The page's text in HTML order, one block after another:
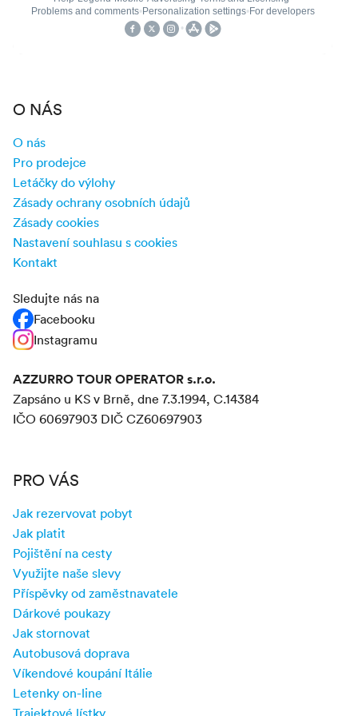
O NÁS
O nás
Pro prodejce
Letáčky do výlohy
Zásady ochrany osobních údajů
Zásady cookies
Nastavení souhlasu s cookies
Kontakt
Sledujte nás na
Facebooku
Instagramu
AZZURRO TOUR OPERATOR s.r.o.
Zapsáno u KS v Brně, dne 7.3.1994, C.14384
IČO 60697903 DIČ CZ60697903
PRO VÁS
Jak rezervovat pobyt
Jak platit
Pojištění na cesty
Využijte naše slevy
Příspěvky od zaměstnavatele
Dárkové poukazy
Jak stornovat
Autobusová doprava
Víkendové koupání Itálie
Letenky on-line
Trajektové lístky